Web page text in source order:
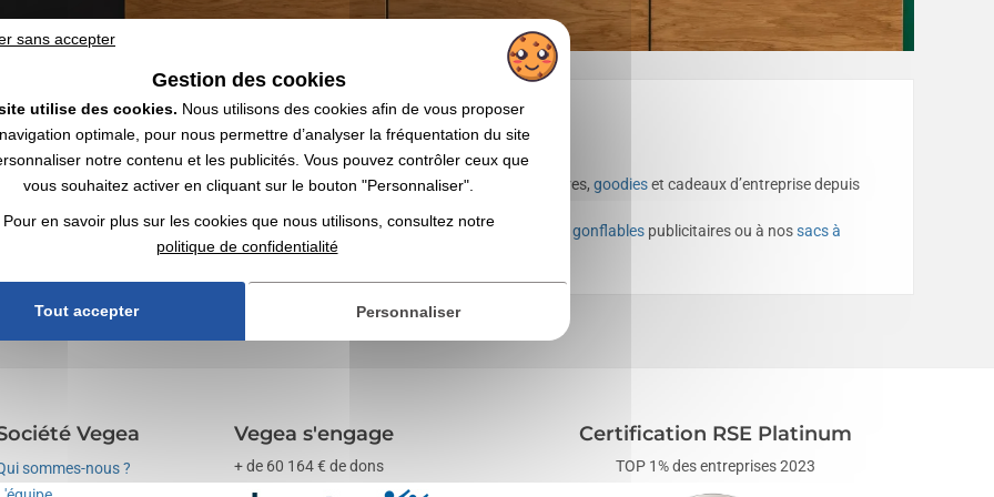
avec votre logo | Grossiste
avec votre logo ✔️ Accessoires maison et déco ✔️ Grossiste en objets publicitaires, goodieset cadeaux d’entreprise depuis
comme supports de communication par l’objet. Jetez aussi un œil à nos oreillers gonflables publicitaires ou à nossacs à
Vegea
sommes-nous ?
Vegea s'engage
+ de 60 164 € de dons
Certification RSE Platinum
TOP 1% des entreprises 2023
sans accepter
Gestion des cookies
utilise des cookies. Nous utilisons des cookies afin de vous proposer
optimale, pour nous permettre d’analyser la fréquentation du site
notre contenu et les publicités. Vous pouvez contrôler ceux que
vous souhaitez activer en cliquant sur le bouton "Personnaliser".
Pour en savoir plus sur les cookies que nous utilisons, consultez notre
politique de confidentialité
Tout accepter Personnaliser